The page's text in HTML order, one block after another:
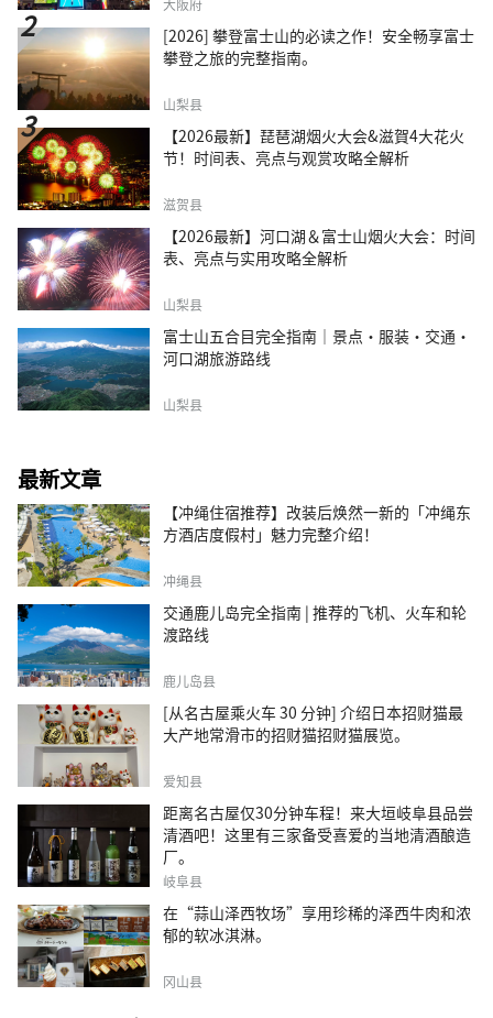
大阪府
[2026] 攀登富士山的必读之作！安全畅享富士
攀登之旅的完整指南。
山梨县
【2026最新】琵琶湖烟火大会&滋賀4大花火
节！时间表、亮点与观赏攻略全解析
滋贺县
【2026最新】河口湖＆富士山烟火大会：时间
表、亮点与实用攻略全解析
山梨县
富士山五合目完全指南｜景点·服装·交通·
河口湖旅游路线
山梨县
最新文章
【冲绳住宿推荐】改装后焕然一新的「冲绳东
方酒店度假村」魅力完整介绍！
冲绳县
交通鹿儿岛完全指南 | 推荐的飞机、火车和轮
渡路线
鹿儿岛县
[从名古屋乘火车 30 分钟] 介绍日本招财猫最
大产地常滑市的招财猫招财猫展览。
爱知县
距离名古屋仅30分钟车程！来大垣岐阜县品尝
清酒吧！这里有三家备受喜爱的当地清酒酿造
厂。
岐阜县
在“蒜山泽西牧场”享用珍稀的泽西牛肉和浓
郁的软冰淇淋。
冈山县